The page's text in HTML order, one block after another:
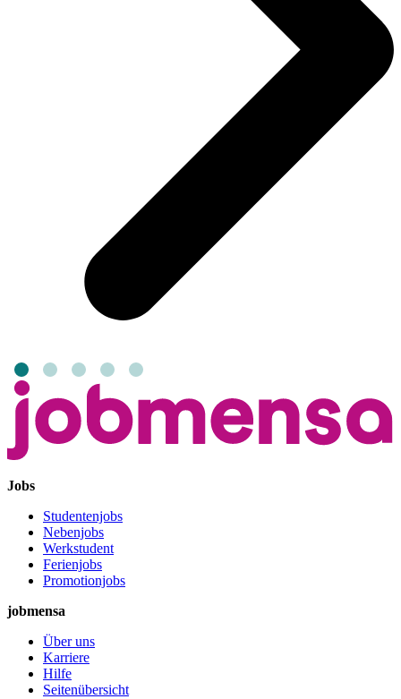
Jobs
Studentenjobs
Nebenjobs
Werkstudent
Ferienjobs
Promotionjobs
jobmensa
Über uns
Karriere
Hilfe
Seitenübersicht